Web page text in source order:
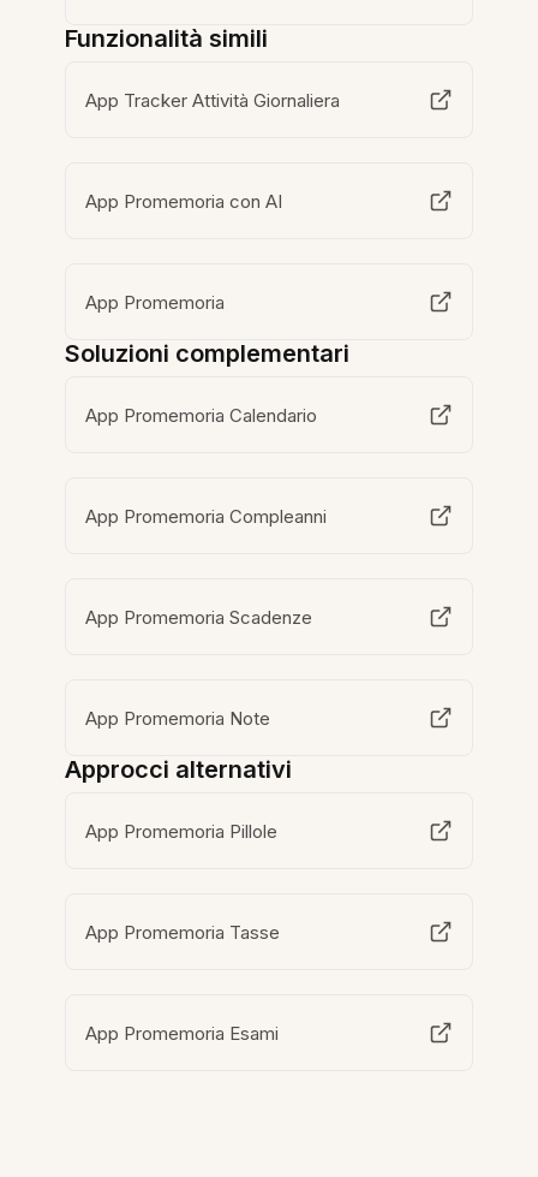
Funzionalità simili
App Tracker Attività Giornaliera
App Promemoria con AI
App Promemoria
Soluzioni complementari
App Promemoria Calendario
App Promemoria Compleanni
App Promemoria Scadenze
App Promemoria Note
Approcci alternativi
App Promemoria Pillole
App Promemoria Tasse
App Promemoria Esami